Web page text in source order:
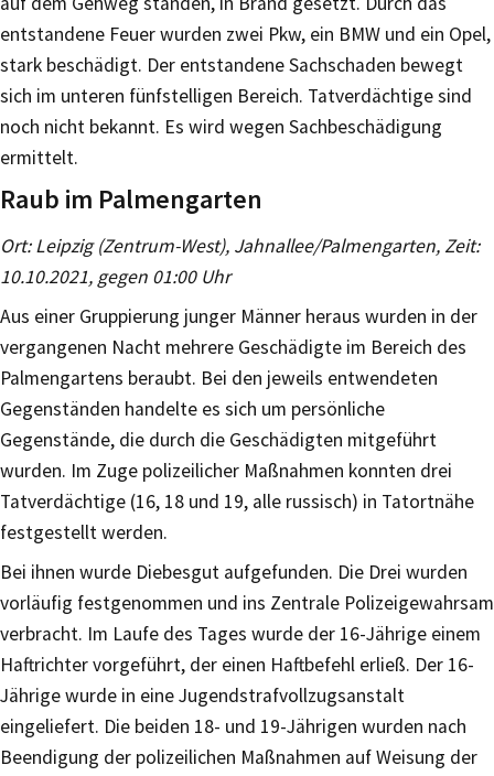
entstandene Feuer wurden zwei Pkw, ein BMW und ein Opel,
stark beschädigt. Der entstandene Sachschaden bewegt
sich im unteren fünfstelligen Bereich. Tatverdächtige sind
noch nicht bekannt. Es wird wegen Sachbeschädigung
ermittelt.
Raub im Palmengarten
Ort: Leipzig (Zentrum-West), Jahnallee/Palmengarten, Zeit:
10.10.2021, gegen 01:00 Uhr
Aus einer Gruppierung junger Männer heraus wurden in der
vergangenen Nacht mehrere Geschädigte im Bereich des
Palmengartens beraubt. Bei den jeweils entwendeten
Gegenständen handelte es sich um persönliche
Gegenstände, die durch die Geschädigten mitgeführt
wurden. Im Zuge polizeilicher Maßnahmen konnten drei
Tatverdächtige (16, 18 und 19, alle russisch) in Tatortnähe
festgestellt werden.
Bei ihnen wurde Diebesgut aufgefunden. Die Drei wurden
vorläufig festgenommen und ins Zentrale Polizeigewahrsam
verbracht. Im Laufe des Tages wurde der 16-Jährige einem
Haftrichter vorgeführt, der einen Haftbefehl erließ. Der 16-
Jährige wurde in eine Jugendstrafvollzugsanstalt
eingeliefert. Die beiden 18- und 19-Jährigen wurden nach
Beendigung der polizeilichen Maßnahmen auf Weisung der